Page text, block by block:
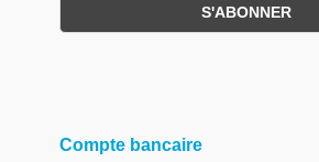
Compte bancaire